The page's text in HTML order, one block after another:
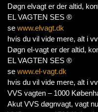
Døgn elvagt er der altid,
EL VAGTEN SES ®
se www.elvagt.dk
hvis du vil vide mere, alt i
Døgn el-vagt er der altid,
EL VAGTEN SES ®
se www.el-vagt.dk
hvis du vil vide mere, alt i
VVS vagten – 1000
Akut VVS døgnvagt, vagt